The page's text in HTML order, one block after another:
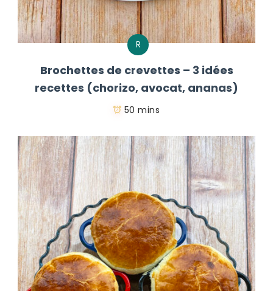
R
Brochettes de crevettes – 3 idées
recettes (chorizo, avocat, ananas)
50 mins